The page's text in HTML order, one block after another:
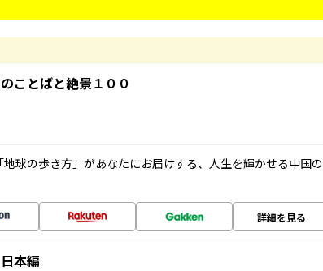
ことばと絶景１００
球の歩き方」があなたにお届けする、人生を輝かせる中国の
詳細を見る
本編